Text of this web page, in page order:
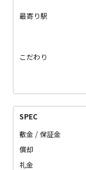
最寄り駅
こだわり
SPEC
敷金 / 保証金
償却
礼金